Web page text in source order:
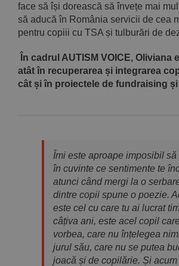
face să își dorească să învețe mai
să aducă în România servicii de cea
pentru copiii cu TSA și tulburări de
În cadrul AUTISM VOICE, Oliviana
atât în recuperarea și integrarea
cât și în proiectele de fundraising
Îmi este aproape imposibil
în cuvinte ce sentimente te
atunci când mergi la o
dintre copii spune o poezie.
este cel cu care tu ai lucrat
câțiva ani, este acel copil
vorbea, care nu înțelegea
jurul său, care nu se putea
joacă și de copilărie. Și acum